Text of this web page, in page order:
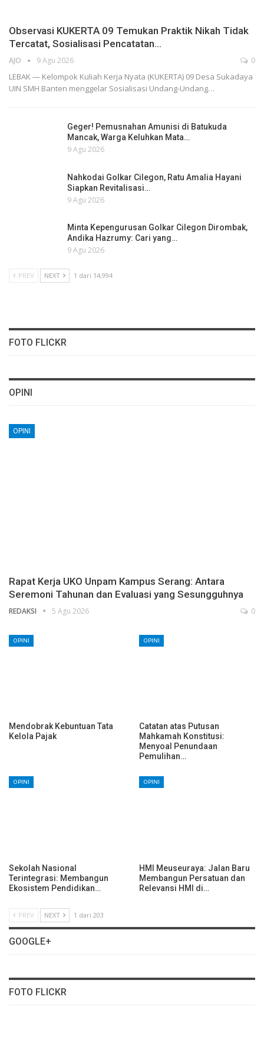
Observasi KUKERTA 09 Temukan Praktik Nikah Tidak
Tercatat, Sosialisasi Pencatatan…
AJO 9 Agu 2026 0
LEBAK — Kelompok Kuliah Kerja Nyata (KUKERTA) 09 Desa Sukadaya
UIN SMH Banten menggelar Sosialisasi Undang-Undang…
Geger! Pemusnahan Amunisi di Batukuda
Mancak, Warga Keluhkan Mata…
9 Agu 2026
Nahkodai Golkar Cilegon, Ratu Amalia Hayani
Siapkan Revitalisasi…
9 Agu 2026
Minta Kepengurusan Golkar Cilegon Dirombak,
Andika Hazrumy: Cari yang…
9 Agu 2026
PREV NEXT 1 dari 14,994
FOTO FLICKR
OPINI
OPINI
Rapat Kerja UKO Unpam Kampus Serang: Antara
Seremoni Tahunan dan Evaluasi yang Sesungguhnya
REDAKSI 5 Agu 2026 0
OPINI
Mendobrak Kebuntuan Tata
Kelola Pajak
OPINI
Catatan atas Putusan
Mahkamah Konstitusi:
Menyoal Penundaan
Pemulihan…
OPINI
Sekolah Nasional
Terintegrasi: Membangun
Ekosistem Pendidikan…
OPINI
HMI Meuseuraya: Jalan Baru
Membangun Persatuan dan
Relevansi HMI di…
PREV NEXT 1 dari 203
GOOGLE+
FOTO FLICKR